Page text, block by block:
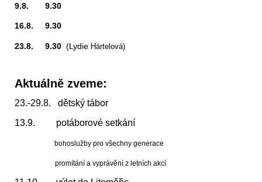
9.8. 9.30
16.8. 9.30
23.8. 9.30 (Lydie Härtelová)
Aktuálně zveme:
23.-29.8. dětský tábor
13.9. potáborové setkání
bohoslužby pro všechny generace
promítání a vyprávění z letních akcí